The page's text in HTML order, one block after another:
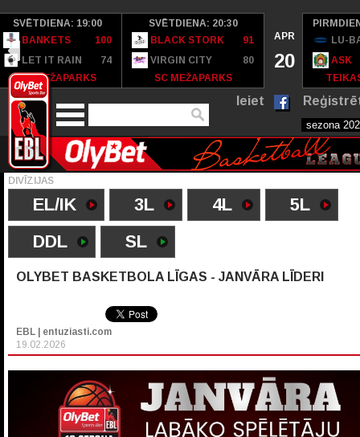
SVĒTDIENA: 19:00
BANKETS
100
LET IT RAIN
74
SC MEŽAPARKS
SVĒTDIENA: 20:30
BLACK STORK
91
VIRGIN CITY
80
SC MEŽAPARKS
APR
20
LU-
ASK
Ieiet
DIVĪZIJAS
EL/IK 3L 4L
5L
DDL
SL
OLYBET BASKETBOLA LĪGAS - JANVĀRA LĪDERI
EBL | entuziasti.com
19.02.2026